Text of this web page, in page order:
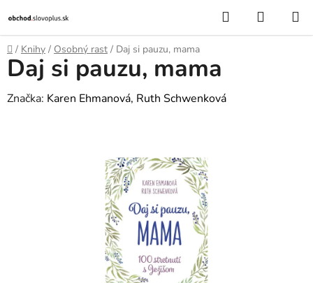
na
obsah
Hľadať
KOŠÍK
Domov
/ Knihy / Osobný rast / Daj si pauzu, mama
Daj si pauzu, mama
Značka: Karen Ehmanová, Ruth Schwenková